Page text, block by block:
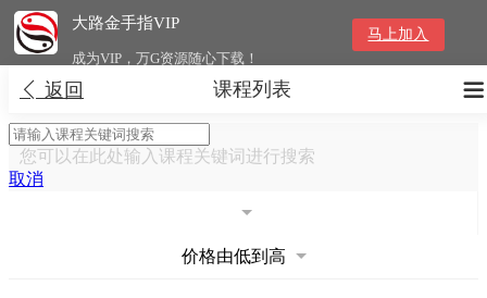
大路金手指VIP
成为VIP，万G资源随心下载！
马上加入
 返回 
课程列表
您可以在此处输入课程关键词进行搜索
取消
价格由低到高